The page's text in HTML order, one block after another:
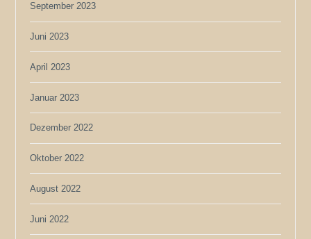
September 2023
Juni 2023
April 2023
Januar 2023
Dezember 2022
Oktober 2022
August 2022
Juni 2022